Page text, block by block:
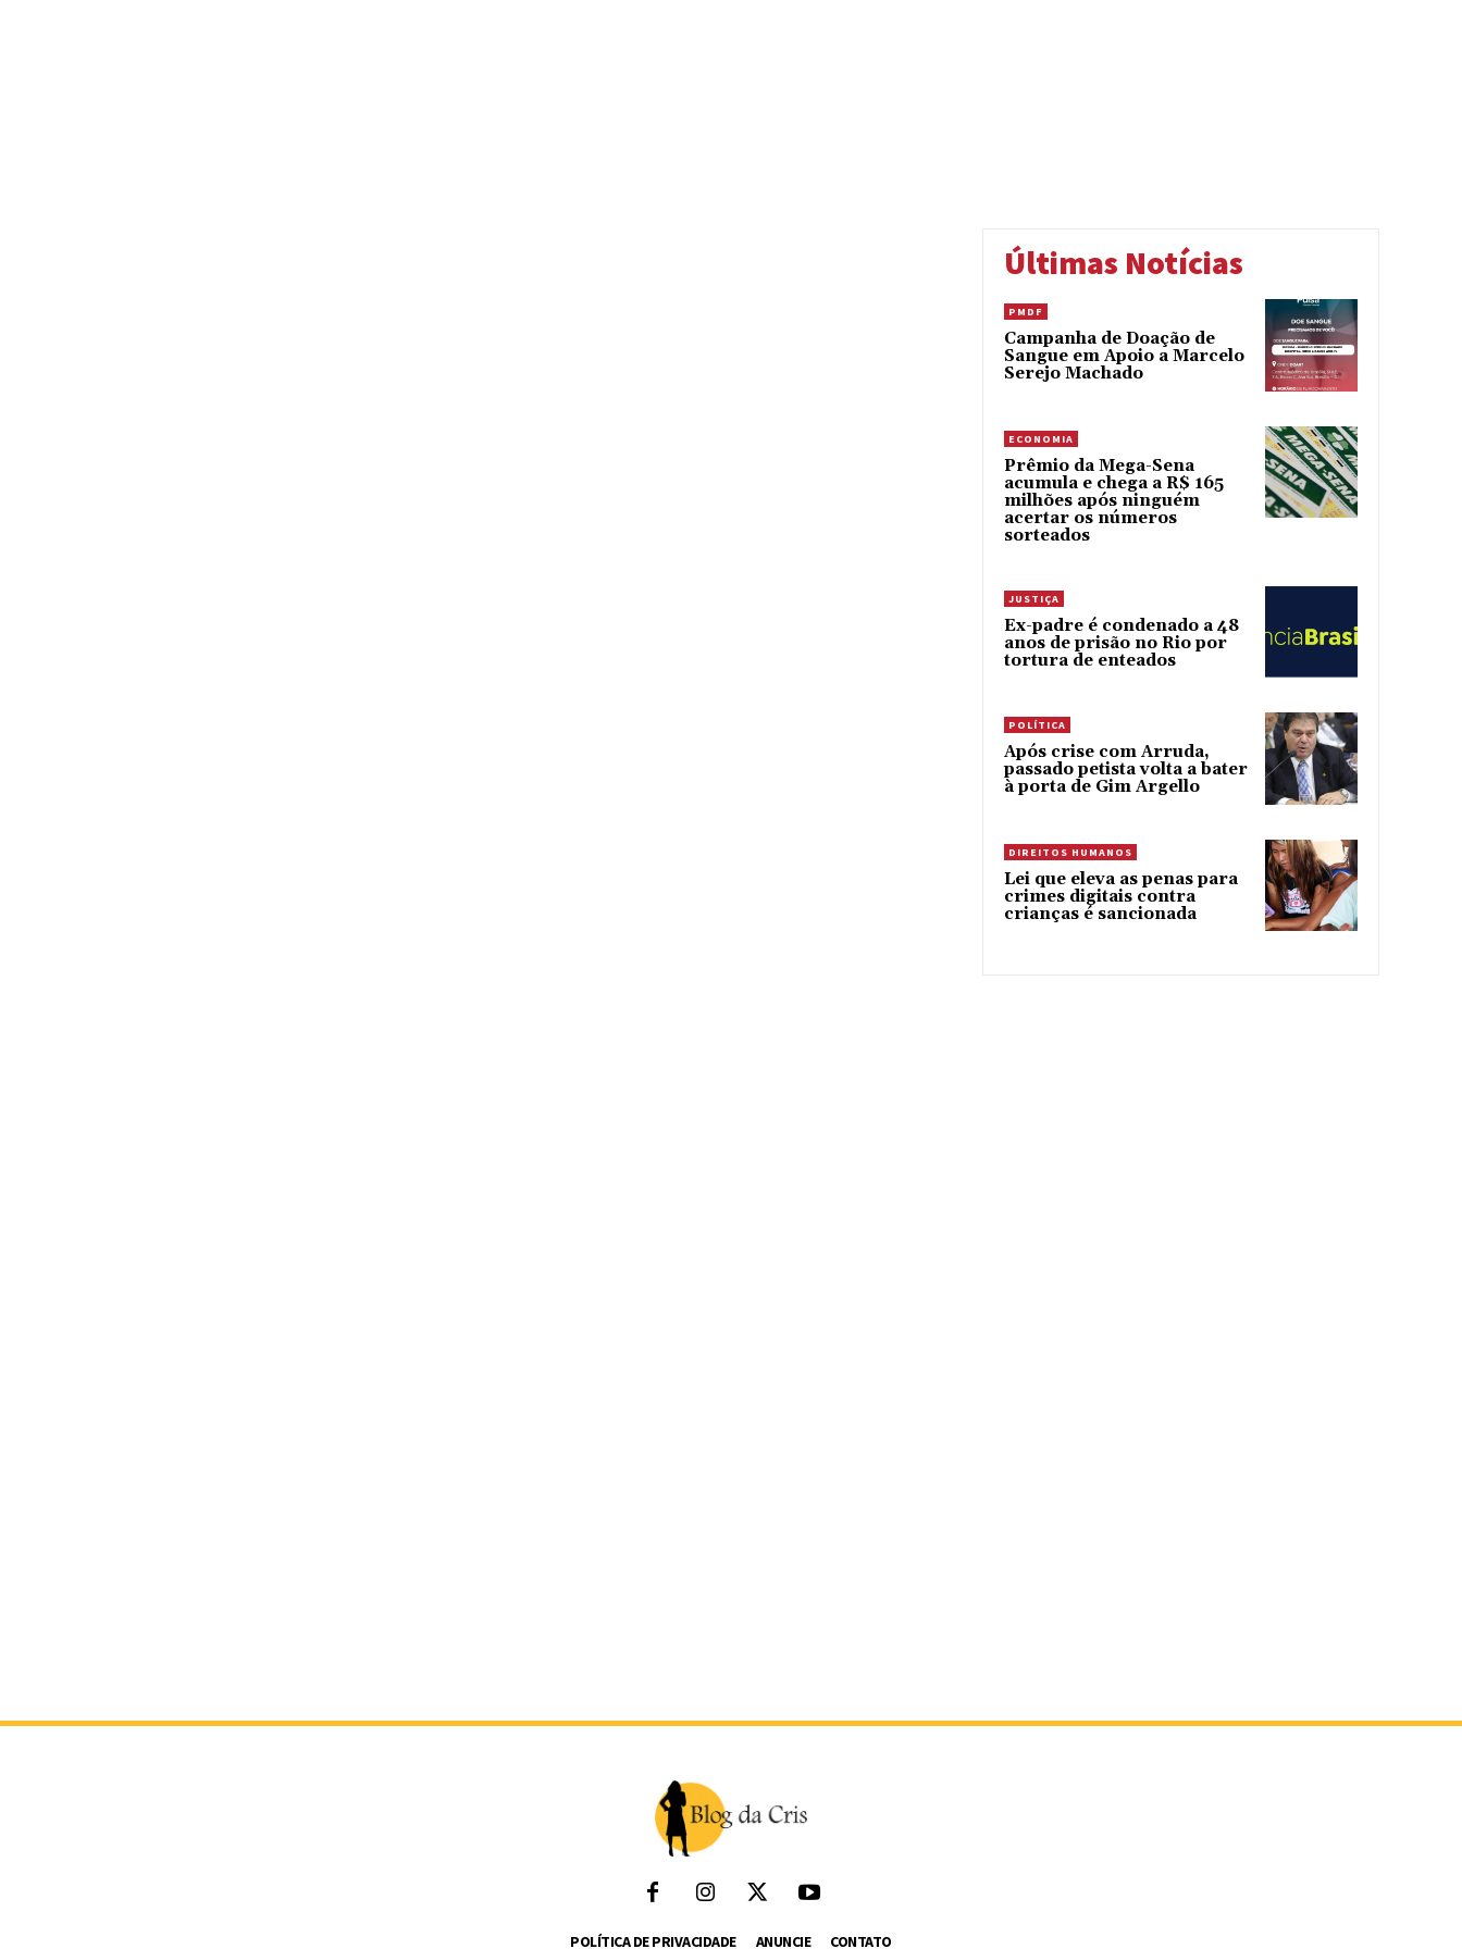
Últimas Notícias
PMDF
Campanha de Doação de
Sangue em Apoio a Marcelo
Serejo Machado
ECONOMIA
Prêmio da Mega-Sena
acumula e chega a R$ 165
milhões após ninguém
acertar os números
sorteados
JUSTIÇA
Ex-padre é condenado a 48
anos de prisão no Rio por
tortura de enteados
POLÍTICA
Após crise com Arruda,
passado petista volta a bater
à porta de Gim Argello
DIREITOS HUMANOS
Lei que eleva as penas para
crimes digitais contra
crianças é sancionada
POLÍTICA DE PRIVACIDADE ANUNCIE CONTATO